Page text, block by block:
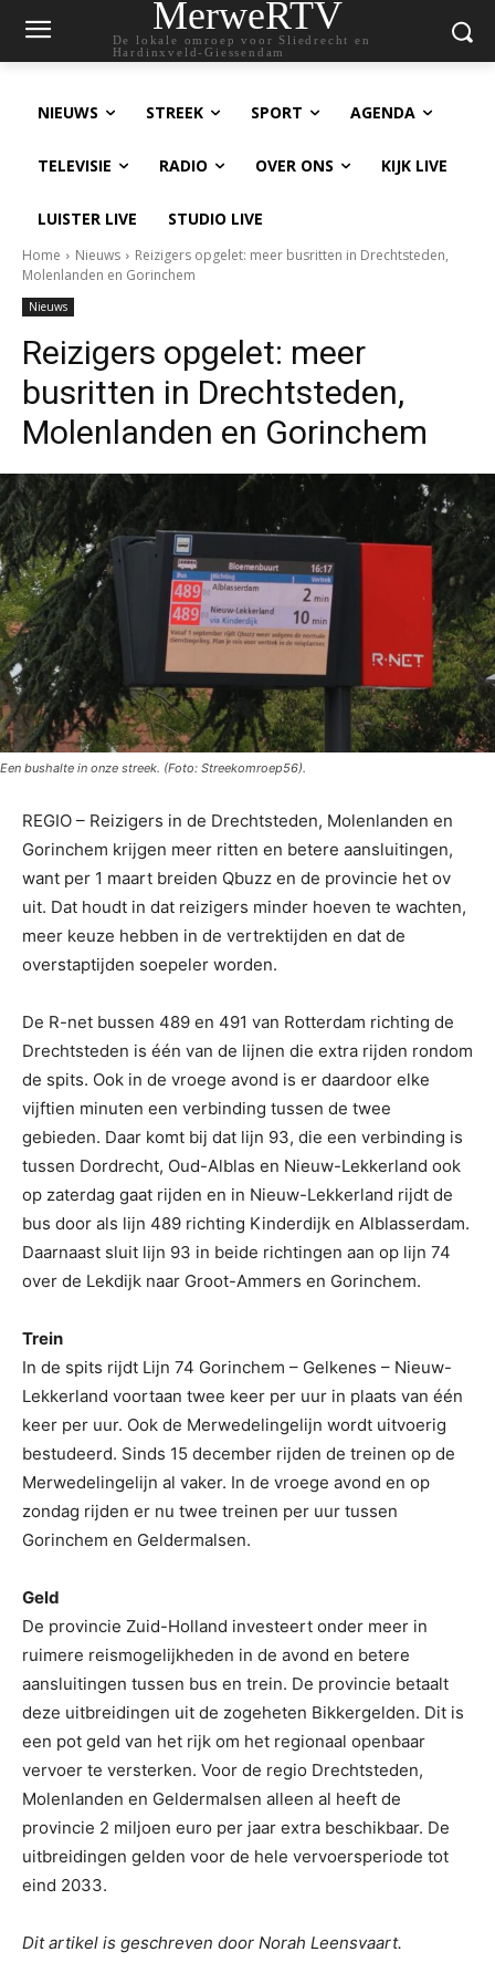
MerweRTV
De lokale omroep voor Sliedrecht en
Hardinxveld-Giessendam
NIEUWS STREEK SPORT AGENDA
TELEVISIE RADIO OVER ONS KIJK LIVE
LUISTER LIVE STUDIO LIVE
Home Nieuws
Reizigers opgelet: meer busritten in Drechtsteden,
Molenlanden en Gorinchem
Nieuws
Reizigers opgelet: meer
busritten in Drechtsteden,
Molenlanden en Gorinchem
Een bushalte in onze streek. (Foto: Streekomroep56).
REGIO – Reizigers in de Drechtsteden, Molenlanden en
Gorinchem krijgen meer ritten en betere aansluitingen,
want per 1 maart breiden Qbuzz en de provincie het ov
uit. Dat houdt in dat reizigers minder hoeven te wachten,
meer keuze hebben in de vertrektijden en dat de
overstaptijden soepeler worden.
De R-net bussen 489 en 491 van Rotterdam richting de
Drechtsteden is één van de lijnen die extra rijden rondom
de spits. Ook in de vroege avond is er daardoor elke
vijftien minuten een verbinding tussen de twee
gebieden. Daar komt bij dat lijn 93, die een verbinding is
tussen Dordrecht, Oud-Alblas en Nieuw-Lekkerland ook
op zaterdag gaat rijden en in Nieuw-Lekkerland rijdt de
bus door als lijn 489 richting Kinderdijk en Alblasserdam.
Daarnaast sluit lijn 93 in beide richtingen aan op lijn 74
over de Lekdijk naar Groot-Ammers en Gorinchem.
Trein
In de spits rijdt Lijn 74 Gorinchem – Gelkenes – Nieuw-
Lekkerland voortaan twee keer per uur in plaats van één
keer per uur. Ook de Merwedelingelijn wordt uitvoerig
bestudeerd. Sinds 15 december rijden de treinen op de
Merwedelingelijn al vaker. In de vroege avond en op
zondag rijden er nu twee treinen per uur tussen
Gorinchem en Geldermalsen.
Geld
De provincie Zuid-Holland investeert onder meer in
ruimere reismogelijkheden in de avond en betere
aansluitingen tussen bus en trein. De provincie betaalt
deze uitbreidingen uit de zogeheten Bikkergelden. Dit is
een pot geld van het rijk om het regionaal openbaar
vervoer te versterken. Voor de regio Drechtsteden,
Molenlanden en Geldermalsen alleen al heeft de
provincie 2 miljoen euro per jaar extra beschikbaar. De
uitbreidingen gelden voor de hele vervoersperiode tot
eind 2033.
Dit artikel is geschreven door Norah Leensvaart.